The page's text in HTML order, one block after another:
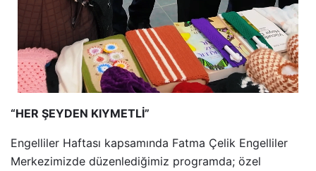
“HER ŞEYDEN KIYMETLİ”
Engelliler Haftası kapsamında Fatma Çelik Engelliler
Merkezimizde düzenlediğimiz programda; özel